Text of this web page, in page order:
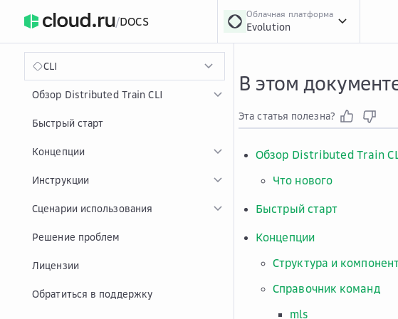
/DOCS
Облачная платформа
Evolution
CLI
Обзор Distributed Train CLI
Быстрый старт
Концепции
Инструкции
Сценарии использования
Решение проблем
Лицензии
Обратиться в поддержку
В этом
Эта статья полезна?
Обзор Distributed Train
Что нового
Быстрый старт
Концепции
Структура и
Справочник команд
mls